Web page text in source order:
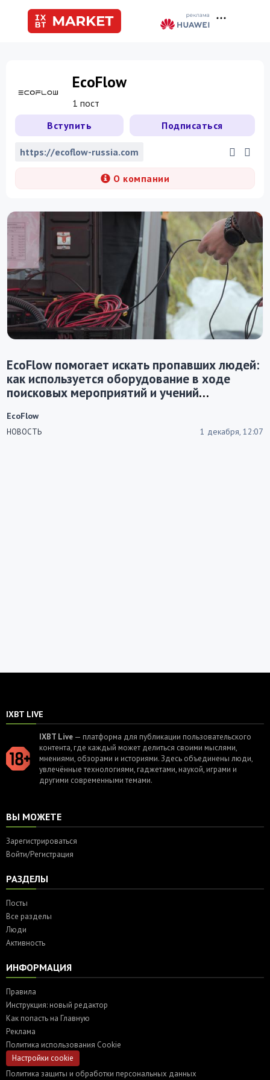
EcoFlow
1 пост
Вступить
Подписаться
https://ecoflow-russia.com
О компании
EcoFlow помогает искать пропавших людей:
как используется оборудование в ходе
поисковых мероприятий и учений
НОВОСТЬ 1 декабря, 12:07
EcoFlow
IXBT LIVE
IXBT Live — платформа для публикации пользовательского
контента, где каждый может делиться своими мыслями,
мнениями, обзорами и историями. Здесь объединены люди,
увлечённые технологиями, гаджетами, наукой, играми и
другими современными темами.
ВЫ МОЖЕТЕ
Зарегистрироваться
Войти/Регистрация
РАЗДЕЛЫ
Посты
Все разделы
Люди
Активность
ИНФОРМАЦИЯ
Правила
Инструкция: новый редактор
Как попасть на Главную
Реклама
Политика использования Cookie
Настройки cookie
Политика защиты и обработки персональных данных